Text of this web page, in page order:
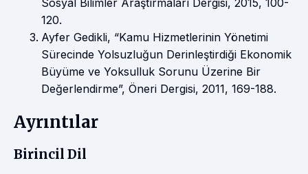
Sosyal Bilimler Araştırmaları Dergisi, 2015, 100-
120.
Ayfer Gedikli, “Kamu Hizmetlerinin Yönetimi
Sürecinde Yolsuzluğun Derinleştirdiği Ekonomik
Büyüme ve Yoksulluk Sorunu Üzerine Bir
Değerlendirme”, Öneri Dergisi, 2011, 169-188.
Ayrıntılar
Birincil Dil